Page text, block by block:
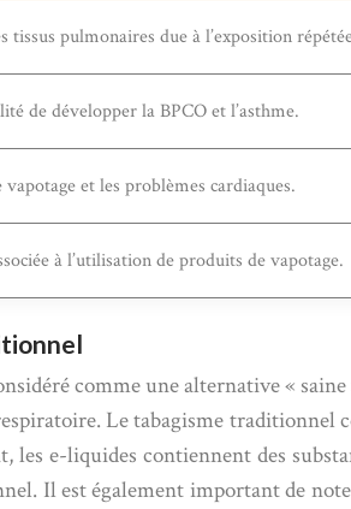
pulmonaires due à l’exposition
de développer la BPCO et l’asthme.
et les problèmes cardiaques.
à l’utilisation de produits de vapotage.
comme une alternative «
Le tabagisme
les e-liquides contiennent des
Il est également important de